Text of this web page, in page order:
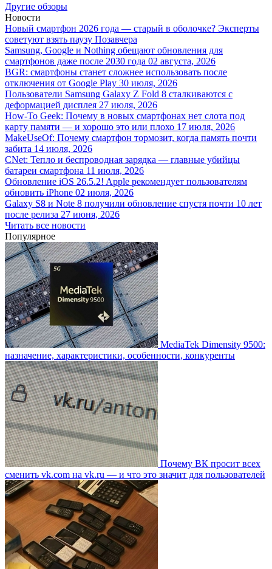
Другие обзоры
Новости
Новый смартфон 2026 года — старый в оболочке? Эксперты
советуют взять паузу Позавчера
Samsung, Google и Nothing обещают обновления для
смартфонов даже после 2030 года 02 августа, 2026
BGR: смартфоны станет сложнее использовать после
отключения от Google Play 30 июля, 2026
Пользователи Samsung Galaxy Z Fold 8 сталкиваются с
деформацией дисплея 27 июля, 2026
How-To Geek: Почему в новых смартфонах нет слота под
карту памяти — и хорошо это или плохо 17 июля, 2026
MakeUseOf: Почему смартфон тормозит, когда память почти
забита 14 июля, 2026
CNet: Тепло и беспроводная зарядка — главные убийцы
батареи смартфона 11 июля, 2026
Обновление iOS 26.5.2! Apple рекомендует пользователям
обновить iPhone 02 июля, 2026
Galaxy S8 и Note 8 получили обновление спустя почти 10 лет
после релиза 27 июня, 2026
Читать все новости
Популярное
MediaTek Dimensity 9500:
назначение, характеристики, особенности, конкуренты
Почему ВК просит всех
сменить vk.com на vk.ru — и что это значит для пользователей